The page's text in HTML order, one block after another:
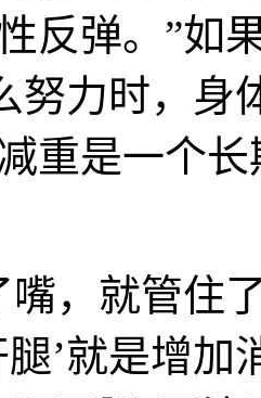
反弹。”如
努力时，身
重是一个
就管住了
腿’就是增